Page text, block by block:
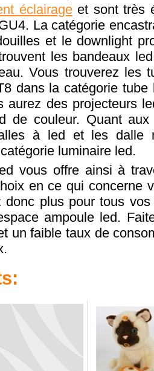
éclairageet sont très
La catégorie
et le downlight
les bandeaux
Vous trouverez les
dans la catégorie
aurez des projecteurs
de couleur. Quant
à led et les dalle
luminaire led.
vous offre ainsi à
en ce qui concerne
donc plus pour tous
ampoule led.
un faible taux de